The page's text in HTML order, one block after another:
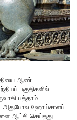
ஆண்ட
பகுதிகளில்
பத்தாம்
அதுபோல ஹோய்சாளப்
ஆட்சி செய்தது.